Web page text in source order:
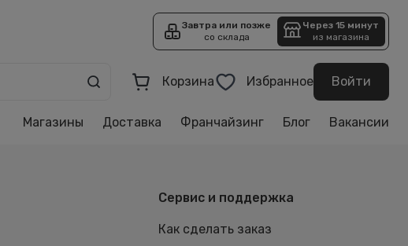
Завтра или позже
со склада
Через 15 минут
из магазина
Корзина Избранное Войти
Магазины Доставка Франчайзинг Блог Вакансии
Сервис и поддержка
Как сделать заказ